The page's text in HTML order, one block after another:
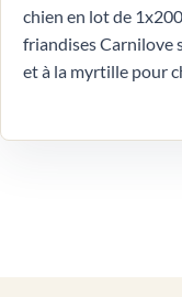
chien en lot de
friandises Carnilove
et à la myrtille pour